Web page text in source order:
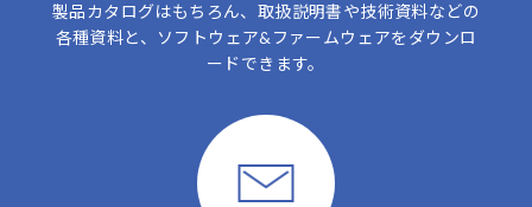
製品カタログはもちろん、取扱説明書や技術資料などの
各種資料と、ソフトウェア&ファームウェアをダウンロ
ードできます。